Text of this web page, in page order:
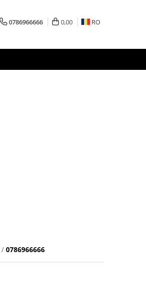
0786966666 0,00 RO
/ 0786966666